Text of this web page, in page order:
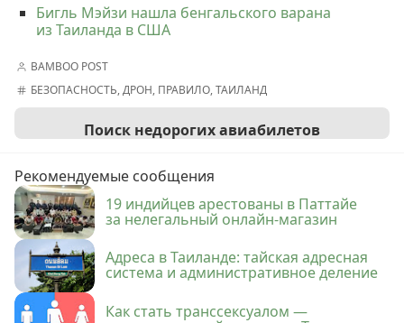
Бигль Мэйзи нашла бенгальского варана
из Таиланда в США
BAMBOO POST
БЕЗОПАСНОСТЬ,ДРОН, ПРАВИЛО,ТАИЛАНД
Поиск недорогих авиабилетов
Рекомендуемые сообщения
19 индийцев арестованы в Паттайе
за нелегальный онлайн-магазин
Адреса в Таиланде: тайская адресная
система и административное деление
Как стать транссексуалом —